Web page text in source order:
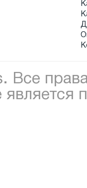
Все
является